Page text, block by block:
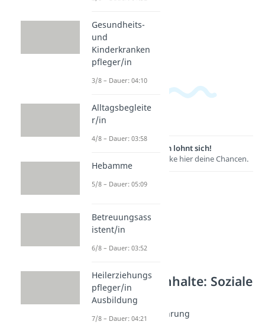
Dauer:
Lernen lohnt sich!
Entdecke hier deine Chancen.
Weitere Inhalte: Soziale
Berufe
Fitness & Ernährung
Gesundheits-
und
Kinderkranken
pfleger/in
3/8 – Dauer: 04:10
Alltagsbegleite
r/in
4/8 – Dauer: 03:58
Hebamme
5/8 – Dauer: 05:09
Betreuungsass
istent/in
6/8 – Dauer: 03:52
Heilerziehungs
pfleger/in
Ausbildung
7/8 – Dauer: 04:21